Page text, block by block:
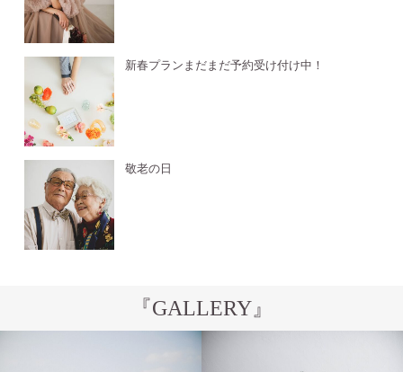
新春プランまだまだ予約受け付け中！
敬老の日
『GALLERY』